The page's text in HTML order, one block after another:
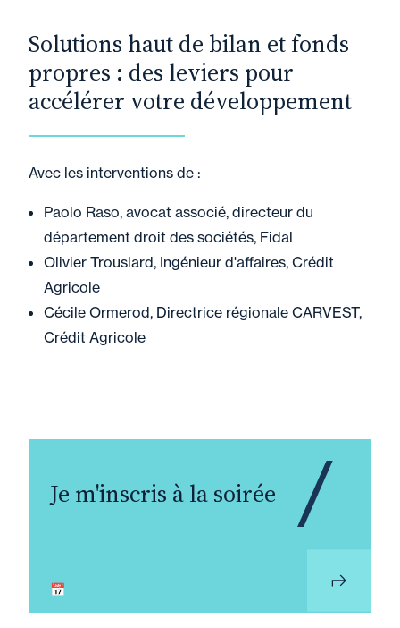
Solutions haut de bilan et fonds
propres : des leviers pour
accélérer votre développement
Avec les interventions de :
Paolo Raso, avocat associé, directeur du
département droit des sociétés, Fidal
Olivier Trouslard, Ingénieur d'affaires, Crédit
Agricole
Cécile Ormerod, Directrice régionale CARVEST,
Crédit Agricole
Je m'inscris à la soirée
📅